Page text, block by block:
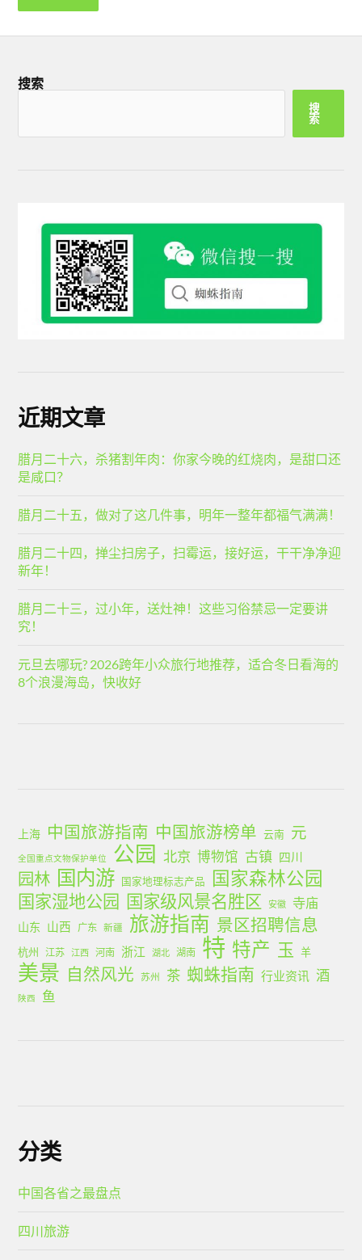
搜索
搜
索
近期文章
腊月二十六，杀猪割年肉：你家今晚的红烧肉，是甜口还
是咸口？
腊月二十五，做对了这几件事，明年一整年都福气满满！
腊月二十四，掸尘扫房子，扫霉运，接好运，干干净净迎
新年！
腊月二十三，过小年，送灶神！这些习俗禁忌一定要讲
究！
元旦去哪玩? 2026跨年小众旅行地推荐，适合冬日看海的
8个浪漫海岛，快收好
上海 中国旅游指南 中国旅游榜单 云南 元
全国重点文物保护单位 公园 北京 博物馆 古镇 四川
园林 国内游 国家地理标志产品 国家森林公园
国家湿地公园 国家级风景名胜区 安徽 寺庙
山东 山西 广东 新疆 旅游指南 景区招聘信息
杭州 江苏 江西 河南 浙江 湖北 湖南 特 特产 玉 羊
美景 自然风光 苏州 茶 蜘蛛指南 行业资讯 酒
陕西 鱼
分类
中国各省之最盘点
四川旅游